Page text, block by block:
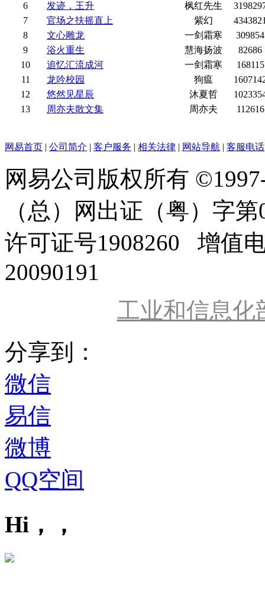
6
发迹，王升 枫红先生
7
官场之扶摇直上 紫幻
8
文心雕龙 一剑霜寒
309854
9
浴火重生 慧海扬波
82686
10
追忆汇流成河 一剑霜寒
168115
11
龙吟校园 狗瘟
12
悠然见星辰 沐夏哲
13
周亦夫散文集 周亦夫 112616
网易首页 | 公司简介 | 客户服务 | 相关法律 | 网站导航 | 客服电话
网易公司版权所有
（总）网出证（粤）字
许可证号1908260 增值
20090191
工业和信息化
分享到：
微信
易信
微博
QQ空间
Hi，，